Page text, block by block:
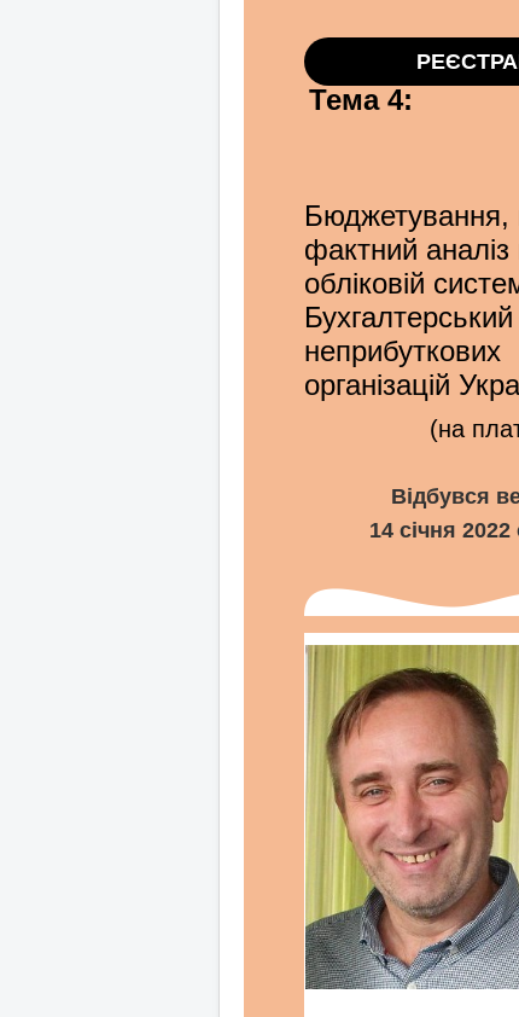
Тема 4:
Бюджетування,
фактний аналіз
обліковій
неприбуткових
організацій
(на
Відбувся
14 січня 2022